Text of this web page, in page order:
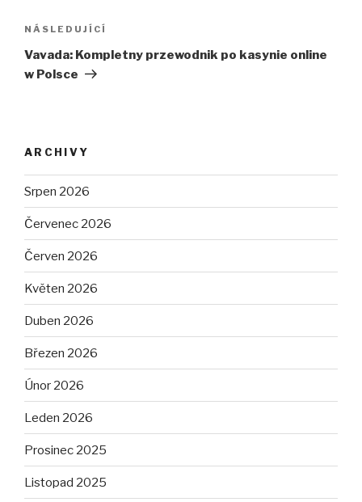
příspěvek
Následující
příspěvek
NÁSLEDUJÍCÍ
Vavada: Kompletny przewodnik po kasynie online
w Polsce
ARCHIVY
Srpen 2026
Červenec 2026
Červen 2026
Květen 2026
Duben 2026
Březen 2026
Únor 2026
Leden 2026
Prosinec 2025
Listopad 2025